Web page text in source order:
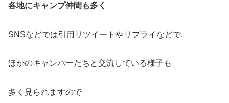
各地にキャンプ仲間も多く
SNSなどでは引用リツイートやリプライなどで,
ほかのキャンパーたちと交流している様子も
多く見られますので